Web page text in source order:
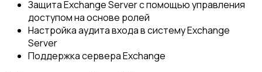
Защита Exchange Server с помощью управления
доступом на основе ролей
Настройка аудита входа в систему Exchange
Server
Поддержка сервера Exchange